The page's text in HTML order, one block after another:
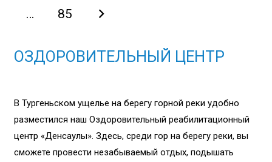
… 85
ОЗДОРОВИТЕЛЬНЫЙ ЦЕНТР
В Тургеньском ущелье на берегу горной реки удобно
разместился наш Оздоровительный реабилитационный
центр «Денсаулық». Здесь, среди гор на берегу реки, вы
сможете провести незабываемый отдых, подышать